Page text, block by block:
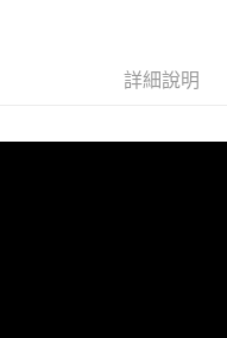
２．關於個人資料處理事宜，
詳細說明